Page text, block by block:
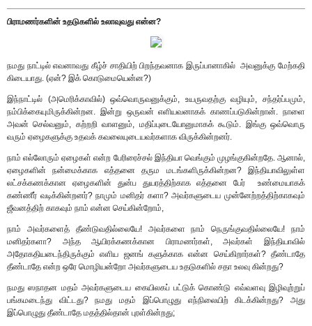
பிராமணர்களின் உதடுகளில் உலாவுவது என்ன?
நமது நாட்டில் எவனாவது கீழ்ச் சாதியிற் பிறந்தவனாக இருப்பானாகில் அவனுக்கு மேற்கதி
கிடையாது. (ஏன்? இக் கொடுமையென்ன?)
இந்நாட்டில் (அமெரிக்காவில்) ஒவ்வொருவனுக்கும், உயருவதற்கு வழியும், சந்தர்ப்பமும்,
நம்பிக்கையுமிருக்கின்றன. இன்று ஒருவன் எளியவனாகக் காணப்படுகின்றான். நாளை
அவன் செல்வனும், கற்றறி வாளனும், மதிப்புடையோனுமாகக் கூடும். இங்கு ஒவ்வொரு
வரும் ஏழைகளுக்கு உதவக் கவலையுடையவர்களாக விருக்கின்றனர்.
நாம் எல்லோரும் ஏழைகள் என்ற பேரிரைச்சல் இந்தியா வெங்கும் முழங்குகின்றதே. ஆனால்,
ஏழைகளின் நன்மைக்காக எத்தனை தரும மடங்களிருக்கின்றன? இந்தியாவிலுள்ள
லட்சக்கணக்கான ஏழைகளின் துன்ப துயரத்திற்காக எத்தனை பேர் உண்மையாகக்
கண்ணீர் வடிக்கின்றனர்? நாமும் மனிதர் களா? அவர்களுடைய முன்னேற்றத்திற்காகவும்
ஜீவனத்திற் காகவும் நாம் என்ன செய்கின்றோம்,
நாம் அவர்களைத் தீண்டுவதில்லையே! அவர்களை நாம் நெருங்குவதில்லையே! நாம்
மனிதர்களா? அந்த ஆயிரக்கணக்கான பிராமணர்கள், அவர்கள் இந்தியாவில்
அதோகதியடைந்திருக்கும் எளிய ஜனங் களுக்காக என்ன செய்கிறார்கள்? தீண்டாதே
தீண்டாதே என்ற ஒரே மொழியன்றோ அவர்களுடைய உதடுகளில் சதா உலவு கின்றது?
நமது ஸநாதன மதம் அவர்களுடைய கையிலகப் பட்டுக் கொண்டு எவ்வளவு இழிவுற்றுப்
பங்கமடைந்து விட்டது? நமது மதம் இப்பொழுது எந்நிலையிற் கிடக்கின்றது? அது
இப்பொழுது தீண்டாதே மதத்தில்தான் புரள்கின்றது;